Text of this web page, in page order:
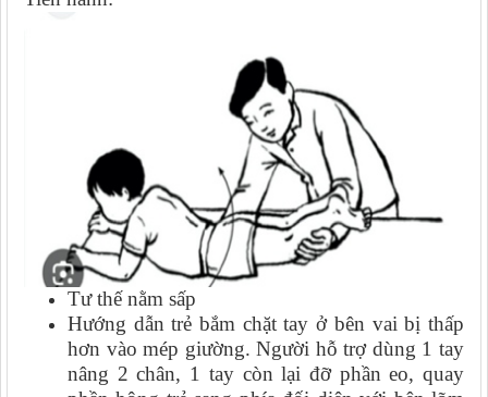
Tư thế nằm sấp
Hướng dẫn trẻ bắm chặt tay ở bên vai bị thấp
hơn vào mép giường. Người hỗ trợ dùng 1 tay
nâng 2 chân, 1 tay còn lại đỡ phần eo, quay